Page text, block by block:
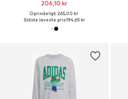
206,10 kr
Oprindeligt: 265,00 kr
Sidste laveste pris:194,65 kr